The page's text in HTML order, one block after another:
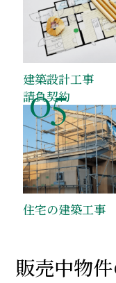
建築設計工事
請負契約
05
住宅の建築工事
販売中物